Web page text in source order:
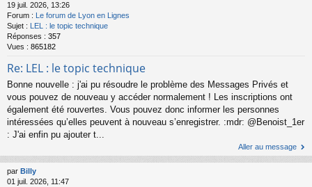
19 juil. 2026, 13:26
Forum :
Le forum de Lyon en Lignes
Sujet :
LEL : le topic technique
Réponses : 357
Vues : 865182
Re: LEL : le topic technique
Bonne nouvelle : j'ai pu résoudre le problème des Messages Privés et
vous pouvez de nouveau y accéder normalement ! Les inscriptions ont
également été rouvertes. Vous pouvez donc informer les personnes
intéressées qu’elles peuvent à nouveau s’enregistrer. :mdr: @Benoist_1er
: J'ai enfin pu ajouter t...
Aller au message
par Billy
01 juil. 2026, 11:47